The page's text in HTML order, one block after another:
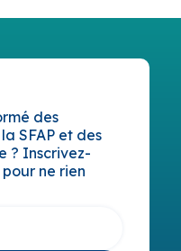
des
SFAP et des
? Inscrivez-
ne rien